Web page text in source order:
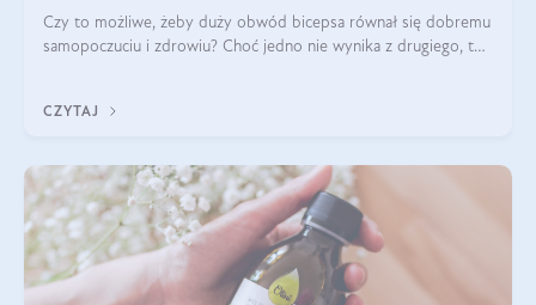
Czy to możliwe, żeby duży obwód bicepsa równał się dobremu
samopoczuciu i zdrowiu? Choć jedno nie wynika z drugiego, to
wyjaśnimy.
CZYTAJ